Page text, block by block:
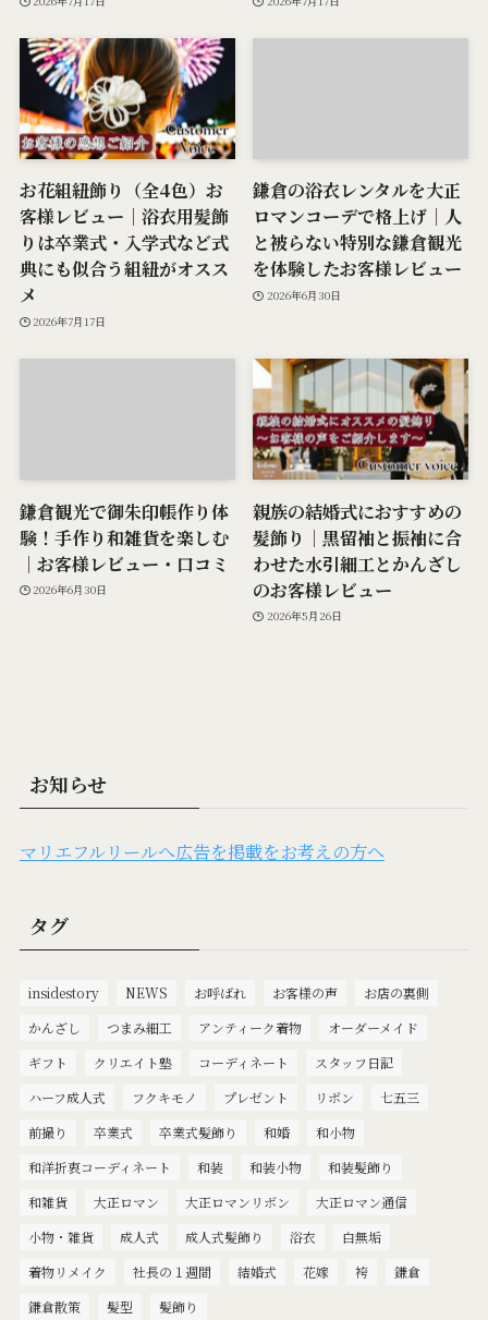
お花組紐飾り（全4色）お
客様レビュー｜浴衣用髪飾
りは卒業式・入学式など式
典にも似合う組紐がオスス
メ
2026年7月17日
鎌倉の浴衣レンタルを大正
ロマンコーデで格上げ｜人
と被らない特別な鎌倉観光
を体験したお客様レビュー
2026年6月30日
鎌倉観光で御朱印帳作り体
験！手作り和雑貨を楽しむ
｜お客様レビュー・口コミ
2026年6月30日
親族の結婚式におすすめの
髪飾り｜黒留袖と振袖に合
わせた水引細工とかんざし
のお客様レビュー
2026年5月26日
お知らせ
マリエフルリールへ広告を掲載をお考えの方へ
タグ
insidestory NEWS お呼ばれ お客様の声
お店の裏側
かんざし
つまみ細工 アンティーク着物
オーダーメイド
ギフト
クリエイト塾 コーディネート
スタッフ日記
ハーフ成人式
フクキモノ プレゼント リボン
七五三
前撮り
卒業式 卒業式髪飾り 和婚
和小物
和洋折衷コーディネート
和装 和装小物
和装髪飾り
和雑貨
大正ロマン 大正ロマンリボン
大正ロマン通信
小物・雑貨
成人式 成人式髪飾り 浴衣
白無垢
着物リメイク
社長の１週間 結婚式 花嫁 袴
鎌倉
鎌倉散策
髪型 髪飾り